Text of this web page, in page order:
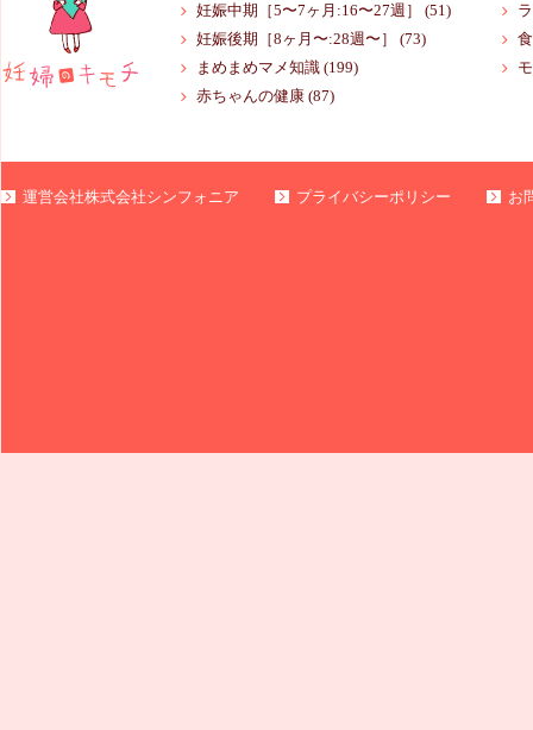
妊娠中期［5〜7ヶ月:16〜27週］
(51)
妊娠後期［8ヶ月〜:28週〜］
(73)
まめまめマメ知識 (199)
赤ちゃんの健康 (87)
運営会社株式会社シンフォニア プライバシーポリシー お